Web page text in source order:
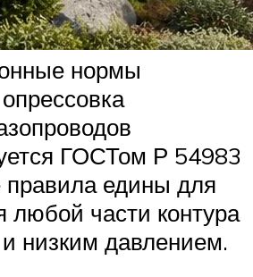
нормы
ГОСТом Р 54983
едины для
любой части контура
низким давлением.